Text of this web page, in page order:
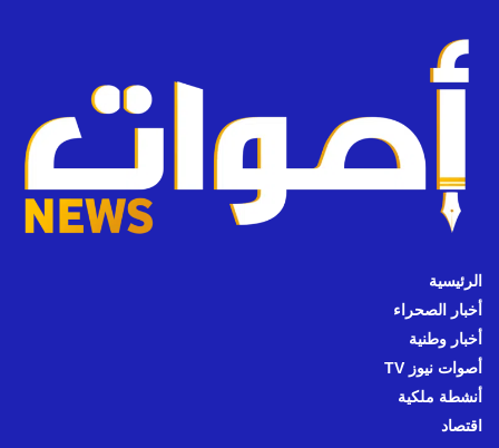
الرئيسية
أخبار الصحراء
أخبار وطنية
أصوات نيوز TV
أنشطة ملكية
اقتصاد